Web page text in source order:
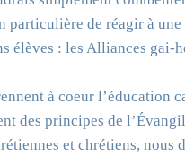
particulière de réagir à
élèves : les Alliances gai-
à coeur l’éducation
des principes de
et chrétiens, nous